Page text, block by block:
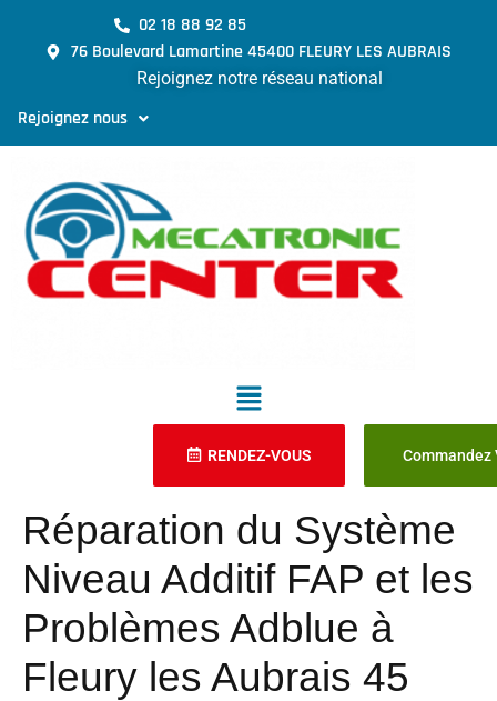
02 18 88 92 85
76 Boulevard Lamartine 45400 FLEURY LES AUBRAIS
Rejoignez notre réseau national
Rejoignez nous
RENDEZ-VOUS Commandez
Réparation du Système
Niveau Additif FAP et les
Problèmes Adblue à
Fleury les Aubrais 45